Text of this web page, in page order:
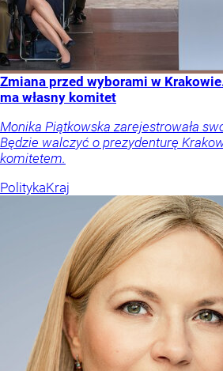
Zmiana przed wyborami w
ma własny komitet
Monika Piątkowska zarejestrowała
Będzie walczyć o prezydenturę
komitetem.
PolitykaKraj